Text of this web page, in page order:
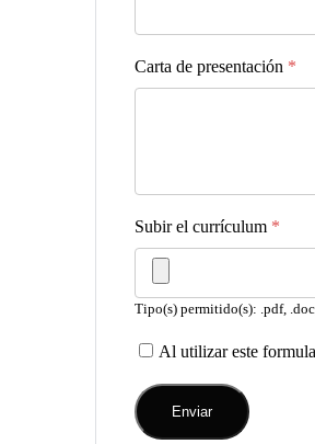
Carta de presentación *
Subir el currículum *
Tipo(s) permitido(s): .pdf,
Al utilizar este